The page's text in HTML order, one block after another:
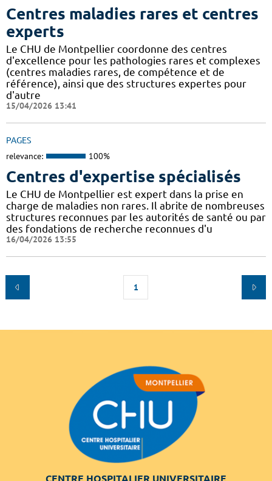
Centres maladies rares et centres
experts
Le CHU de Montpellier coordonne des centres
d'excellence pour les pathologies rares et complexes
(centres maladies rares, de compétence et de
référence), ainsi que des structures expertes pour
d'autre
15/04/2026 13:41
PAGES
relevance: 100%
Centres d'expertise spécialisés
Le CHU de Montpellier est expert dans la prise en
charge de maladies non rares. Il abrite de nombreuses
structures reconnues par les autorités de santé ou par
des fondations de recherche reconnues d'u
16/04/2026 13:55
1
CENTRE HOSPITALIER UNIVERSITAIRE